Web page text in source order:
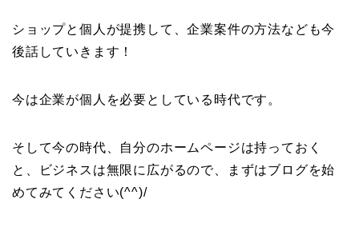
ショップと個人が提携して、企業案件の方法なども今
後話していきます！
今は企業が個人を必要としている時代です。
そして今の時代、自分のホームページは持っておく
と、ビジネスは無限に広がるので、まずはブログを始
めてみてください(^^)/